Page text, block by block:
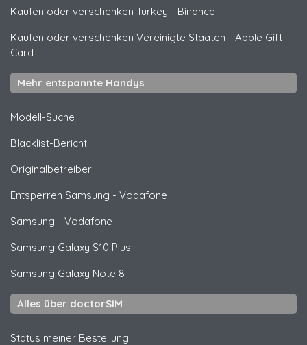
Kaufen oder verschenken Turkey - Binance
Kaufen oder verschenken Vereinigte Staaten - Apple Gift
Card
Mehr entspannte Handys
Modell-Suche
Blacklist-Bericht
Originalbetreiber
Entsperren Samsung - Vodafone
Samsung - Vodafone
Samsung Galaxy S10 Plus
Samsung Galaxy Note 8
Alles über doctorSIM
Status meiner Bestellung